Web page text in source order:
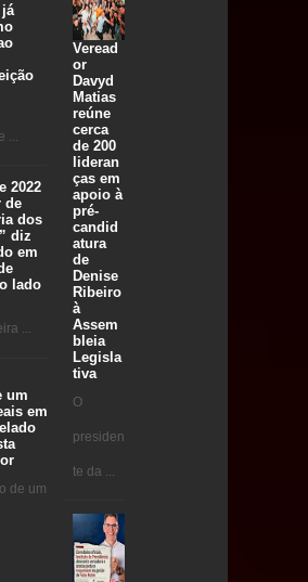
2022
de
dos
diz
em
lado
...
um
em
de um
Veread
or
Davyd
Matias
reúne
cerca
de 200
lideran
ças em
apoio à
pré-
candid
atura
de
Denise
Ribeiro
à
Assem
bleia
Legisla
tiva
O
presiden
te da ...